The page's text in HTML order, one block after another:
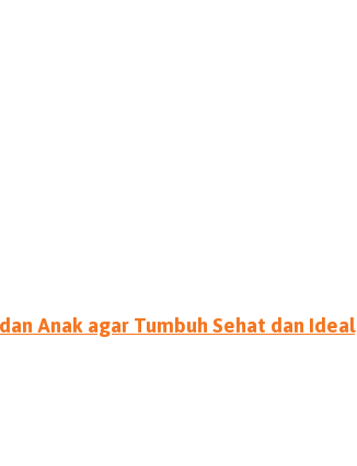
Anak agar Tumbuh Sehat dan Ideal